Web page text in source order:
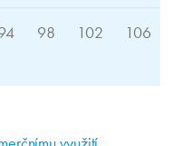
98 102 106